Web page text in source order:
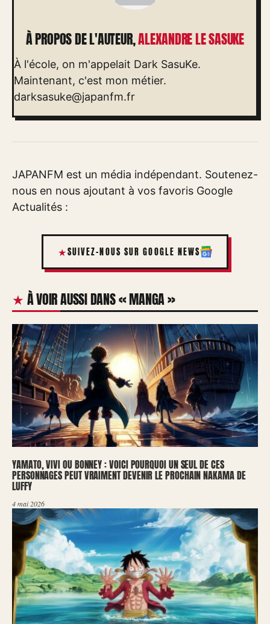
À PROPOS DE L'AUTEUR,ALEXANDRE LE SASUKE
À l'école, on m'appelait Dark SasuKe.
Maintenant, c'est mon métier.
darksasuke@japanfm.fr
JAPANFM est un média indépendant. Soutenez-
nous en nous ajoutant à vos favoris Google
Actualités :
SUIVEZ-NOUS SUR GOOGLE NEWS
À VOIR AUSSI DANS « MANGA »
YAMATO, VIVI OU BONNEY : VOICI POURQUOI UN SEUL DE CES
PERSONNAGES PEUT VRAIMENT DEVENIR LE PROCHAIN NAKAMA DE
LUFFY
4 mai 2026